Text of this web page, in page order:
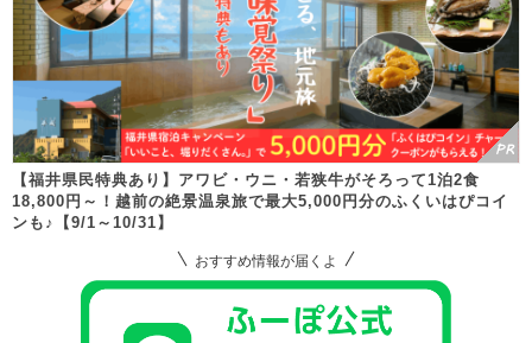
【福井県民特典あり】アワビ・ウニ・若狭牛がそろって1泊2食
18,800円～！越前の絶景温泉旅で最大5,000円分のふくいはぴコイ
ンも♪【9/1～10/31】
おすすめ情報が届くよ